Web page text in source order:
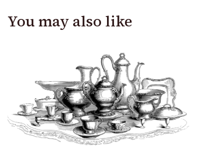
You may also like